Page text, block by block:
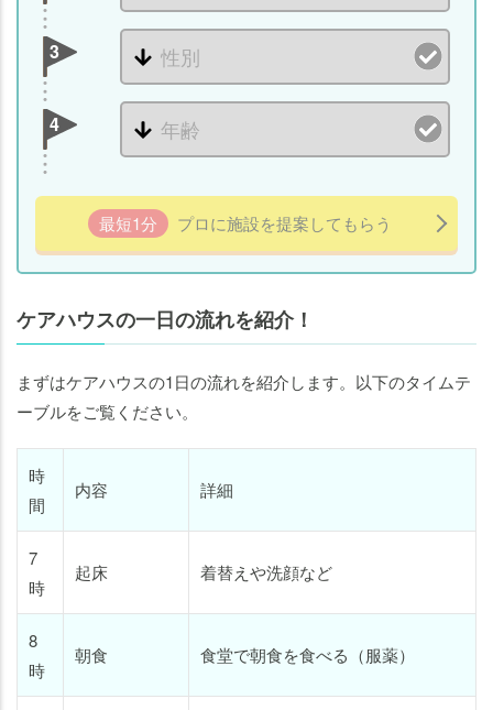
3
4
最短1分 プロに施設を提案してもらう
れ
ケアハウスの一日の流れを紹介！
まずはケアハウスの1日の流れを紹介します。以下のタイムテ
ーブルをご覧ください。
時
間
内容 詳細
7
時
起床 着替えや洗顔など
8
時
朝食 食堂で朝食を食べる（服薬）